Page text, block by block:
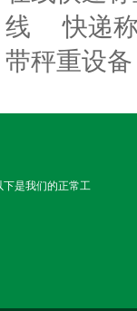
线
快递
带秤重设备
下是我们的正常工